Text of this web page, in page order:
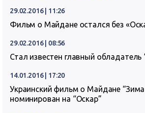
29.02.2016 | 11:26
Фильм о Майдане остался без
29.02.2016 | 08:56
Стал известен главный обладатель
14.01.2016 | 17:20
Украинский фильм о Майдане “Зима
номинирован на “Оскар”